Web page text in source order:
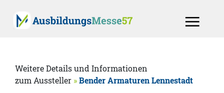
Weitere Details und Informationen
zum Aussteller »Bender Armaturen Lennestadt